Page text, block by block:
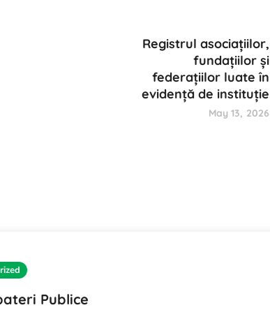
Registrul asociațiilor,
fundațiilor și
federațiilor luate în
evidență de instituție
May 13, 2026
Publice